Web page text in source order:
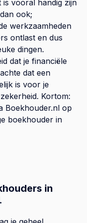
is vooral handig zijn
ook;
werkzaamheden
ontlast en dus
dingen.
dat je financiële
dat een
is voor je
Kortom:
Boekhouder.nl op
boekhouder in
in